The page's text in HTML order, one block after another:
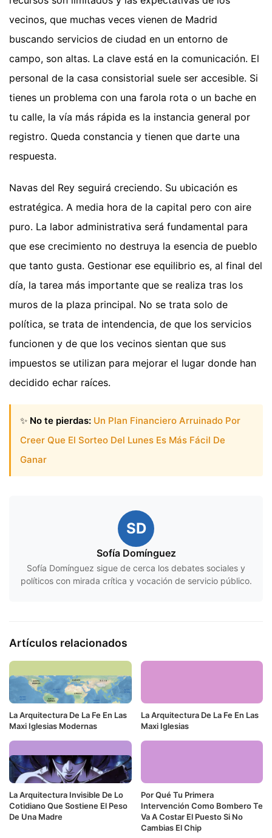
vecinos, que muchas veces vienen de Madrid
buscando servicios de ciudad en un entorno de
campo, son altas. La clave está en la comunicación. El
personal de la casa consistorial suele ser accesible. Si
tienes un problema con una farola rota o un bache en
tu calle, la vía más rápida es la instancia general por
registro. Queda constancia y tienen que darte una
respuesta.
Navas del Rey seguirá creciendo. Su ubicación es
estratégica. A media hora de la capital pero con aire
puro. La labor administrativa será fundamental para
que ese crecimiento no destruya la esencia de pueblo
que tanto gusta. Gestionar ese equilibrio es, al final del
día, la tarea más importante que se realiza tras los
muros de la plaza principal. No se trata solo de
política, se trata de intendencia, de que los servicios
funcionen y de que los vecinos sientan que sus
impuestos se utilizan para mejorar el lugar donde han
decidido echar raíces.
✨ No te pierdas: Un Plan Financiero Arruinado Por
Creer Que El Sorteo Del Lunes Es Más Fácil De
Ganar
SD
Sofía Domínguez
Sofía Domínguez sigue de cerca los debates sociales y
políticos con mirada crítica y vocación de servicio público.
Artículos relacionados
La Arquitectura De La Fe En Las
Maxi Iglesias Modernas
La Arquitectura De La Fe En Las
Maxi Iglesias
La Arquitectura Invisible De Lo
Cotidiano Que Sostiene El Peso
De Una Madre
Por Qué Tu Primera
Intervención Como Bombero Te
Va A Costar El Puesto Si No
Cambias El Chip